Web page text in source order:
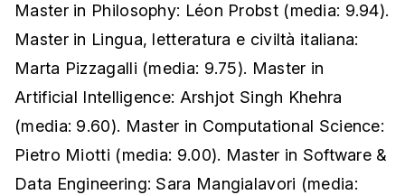
Master in Philosophy: Léon Probst (media: 9.94).
Master in Lingua, letteratura e civiltà italiana:
Marta Pizzagalli (media: 9.75). Master in
Artificial Intelligence: Arshjot Singh Khehra
(media: 9.60). Master in Computational Science:
Pietro Miotti (media: 9.00). Master in Software &
Data Engineering: Sara Mangialavori (media: